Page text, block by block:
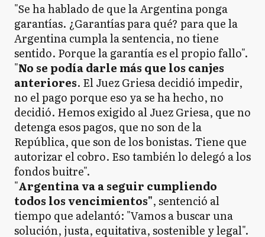
"Se ha hablado de que la Argentina ponga
garantías. ¿Garantías para qué? para que la
Argentina cumpla la sentencia, no tiene
sentido. Porque la garantía es el propio fallo".
"No se podía darle más que los canjes
anteriores. El Juez Griesa decidió impedir,
no el pago porque eso ya se ha hecho, no
decidió. Hemos exigido al Juez Griesa, que no
detenga esos pagos, que no son de la
República, que son de los bonistas. Tiene que
autorizar el cobro. Eso también lo delegó a los
fondos buitre".
"Argentina va a seguir cumpliendo
todos los vencimientos", sentenció al
tiempo que adelantó: "Vamos a buscar una
solución, justa, equitativa, sostenible y legal".